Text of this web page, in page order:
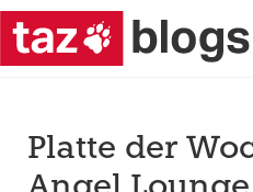
Platte der